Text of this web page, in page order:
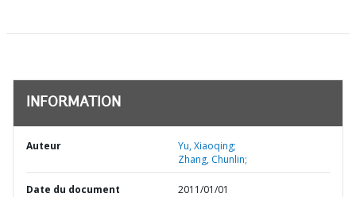
INFORMATION
Auteur
Yu, Xiaoqing;
Zhang, Chunlin;
Date du document 2011/01/01